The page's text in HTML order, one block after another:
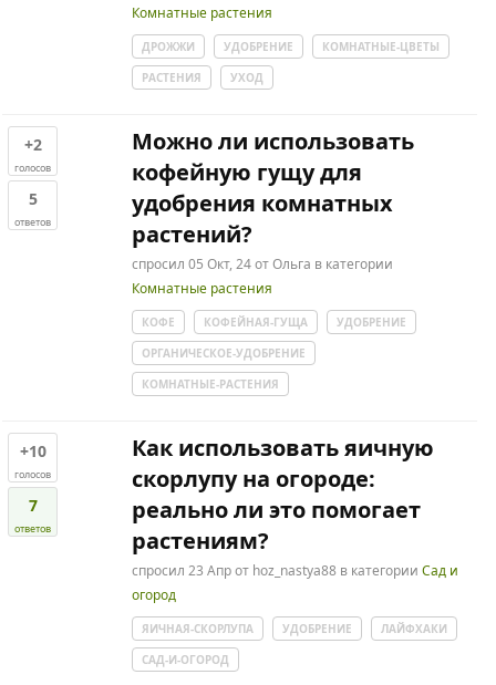
Комнатные растения
ДРОЖЖИ УДОБРЕНИЕ
КОМНАТНЫЕ-ЦВЕТЫ
РАСТЕНИЯ
УХОД
+2
голосов
5
ответов
Можно ли использовать
кофейную гущу для
удобрения комнатных
растений?
спросил 05 Окт, 24 отОльга в категории
Комнатные растения
КОФЕ КОФЕЙНАЯ-ГУЩА
УДОБРЕНИЕ
ОРГАНИЧЕСКОЕ-УДОБРЕНИЕ
КОМНАТНЫЕ-РАСТЕНИЯ
+10
голосов
7
ответов
Как использовать яичную
скорлупу на огороде:
реально ли это помогает
растениям?
спросил 23 Апр от hoz_nastya88 в категории Сад и
огород
ЯИЧНАЯ-СКОРЛУПА УДОБРЕНИЕ
ЛАЙФХАКИ
САД-И-ОГОРОД